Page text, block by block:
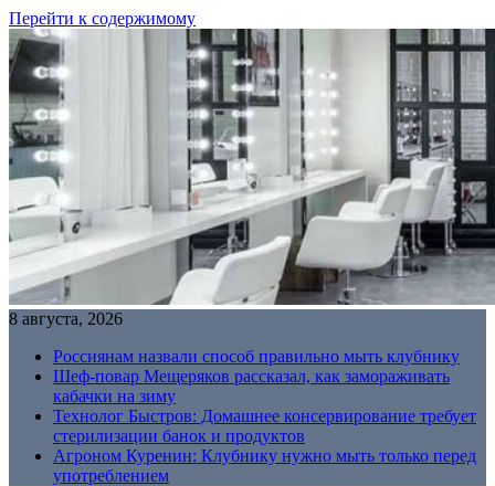
Перейти к содержимому
8 августа, 2026
Россиянам назвали способ правильно мыть клубнику
Шеф-повар Мещеряков рассказал, как замораживать
кабачки на зиму
Технолог Быстров: Домашнее консервирование требует
стерилизации банок и продуктов
Агроном Куренин: Клубнику нужно мыть только перед
употреблением